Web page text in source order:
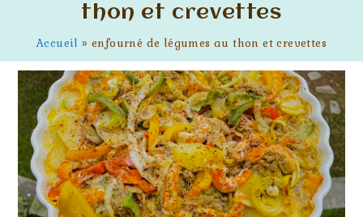
thon et crevettes
Accueil » enfourné de légumes au thon et crevettes